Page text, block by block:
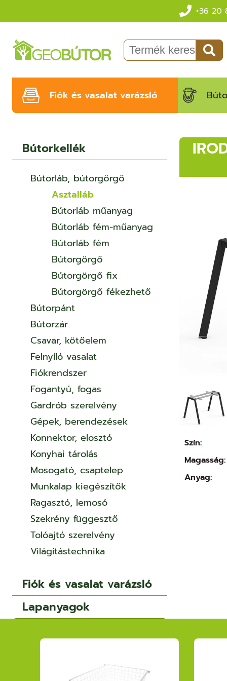
+36 20
Fiók és vasalat varázsló
Bútorkellék
Bútorláb, bútorgörgő
Asztalláb
Bútorláb műanyag
Bútorláb fém-műanyag
Bútorláb fém
Bútorgörgő
Bútorgörgő fix
Bútorgörgő fékezhető
Bútorpánt
Bútorzár
Csavar, kötőelem
Felnyíló vasalat
Fiókrendszer
Fogantyú, fogas
Gardrób szerelvény
Gépek, berendezések
Konnektor, elosztó
Konyhai tárolás
Mosogató, csaptelep
Munkalap kiegészítők
Ragasztó, lemosó
Szekrény függesztő
Tolóajtó szerelvény
Világítástechnika
Fiók és vasalat varázsló
Lapanyagok
Szín:
Magasság:
Anyag: